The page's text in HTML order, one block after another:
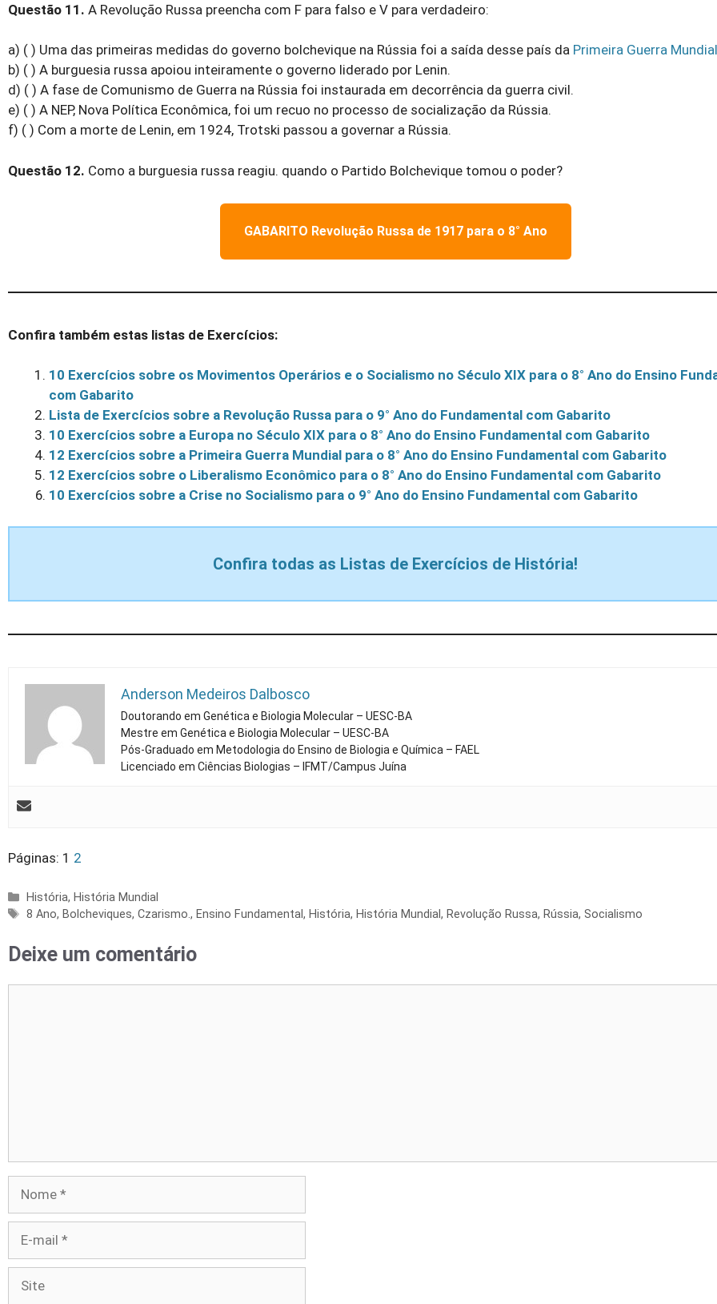
Questão 11. A Revolução Russa preencha com F para falso e V para verdadeiro:
a) ( ) Uma das primeiras medidas do governo bolchevique na Rússia foi a saída desse país da Primeira Guerra Mundial
b) ( ) A burguesia russa apoiou inteiramente o governo liderado por Lenin.
d) ( ) A fase de Comunismo de Guerra na Rússia foi instaurada em decorrência da guerra civil.
e) ( ) A NEP, Nova Política Econômica, foi um recuo no processo de socialização da Rússia.
f) ( ) Com a morte de Lenin, em 1924, Trotski passou a governar a Rússia.
Questão 12. Como a burguesia russa reagiu. quando o Partido Bolchevique tomou o poder?
GABARITO Revolução Russa de 1917 para o 8° Ano
Confira também estas listas de Exercícios:
10 Exercícios sobre os Movimentos Operários e o Socialismo no Século XIX para o 8° Ano do Ensino
com Gabarito
Lista de Exercícios sobre a Revolução Russa para o 9° Ano do Fundamental com Gabarito
10 Exercícios sobre a Europa no Século XIX para o 8° Ano do Ensino Fundamental com Gabarito
12 Exercícios sobre a Primeira Guerra Mundial para o 8° Ano do Ensino Fundamental com Gabarito
12 Exercícios sobre o Liberalismo Econômico para o 8° Ano do Ensino Fundamental com Gabarito
10 Exercícios sobre a Crise no Socialismo para o 9° Ano do Ensino Fundamental com Gabarito
Confira todas as Listas de Exercícios de História!
Anderson Medeiros Dalbosco
Doutorando em Genética e Biologia Molecular – UESC-BA
Mestre em Genética e Biologia Molecular – UESC-BA
Pós-Graduado em Metodologia do Ensino de Biologia e Química – FAEL
Licenciado em Ciências Biologias – IFMT/Campus Juína
Páginas: 1 2
Categorias
História, História Mundial
Tags
8 Ano, Bolcheviques,Czarismo., Ensino Fundamental, História, História Mundial, Revolução Russa, Rússia,Socialismo
Deixe um comentário
mail